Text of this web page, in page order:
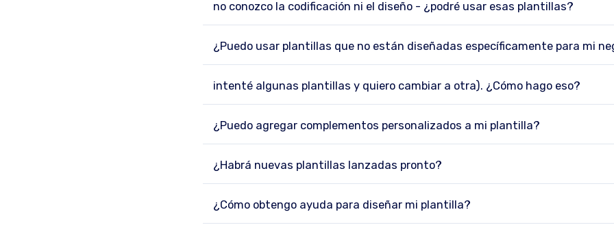
no conozco la codificación ni el diseño - ¿podré usar esas plantillas?
¿Puedo usar plantillas que no están diseñadas específicamente para mi
intenté algunas plantillas y quiero cambiar a otra). ¿Cómo hago eso?
¿Puedo agregar complementos personalizados a mi plantilla?
¿Habrá nuevas plantillas lanzadas pronto?
¿Cómo obtengo ayuda para diseñar mi plantilla?